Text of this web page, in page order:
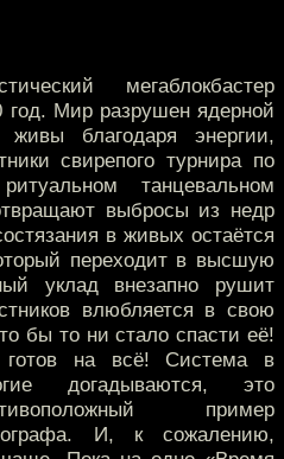
мегаблокбастер
год. Мир разрушен ядерной
благодаря энергии,
свирепого турнира по
танцевальном
выбросы из недр
в живых остаётся
переходит в высшую
уклад внезапно рушит
влюбляется в свою
бы то ни стало спасти её!
готов на всё! Система в
догадываются, это
пример
И, к сожалению,